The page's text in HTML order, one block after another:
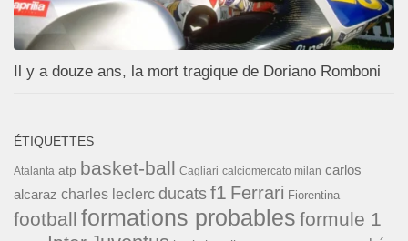
Il y a douze ans, la mort tragique de Doriano Romboni
ÉTIQUETTES
Atalanta atp basket-ball Cagliari calciomercato milan carlos
alcaraz charles leclerc ducats f1 Ferrari Fiorentina
football formations probables formule 1